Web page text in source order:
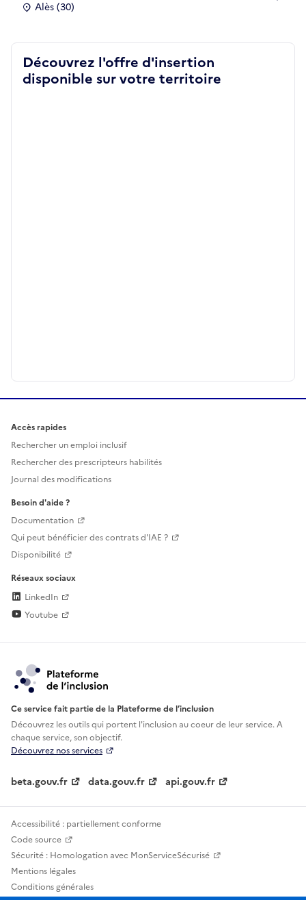
Alès (30)
Découvrez l'offre d'insertion
disponible sur votre territoire
Accès rapides
Rechercher un emploi inclusif
Rechercher des prescripteurs habilités
Journal des modifications
Besoin d'aide ?
Documentation
Qui peut bénéficier des contrats d'IAE ?
Disponibilité
Réseaux sociaux
LinkedIn
Youtube
Ce service fait partie de la Plateforme de l’inclusion
Découvrez les outils qui portent l'inclusion aucoeur de leur service. A
chaque service, son objectif.
Découvrez nos services
beta.gouv.fr data.gouv.fr api.gouv.fr
Accessibilité : partiellement conforme
Code source
Sécurité : Homologation avec MonServiceSécurisé
Mentions légales
Conditions générales